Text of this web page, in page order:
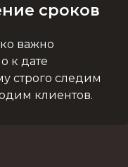
сроков
важно
к дате
строго следим
клиентов.